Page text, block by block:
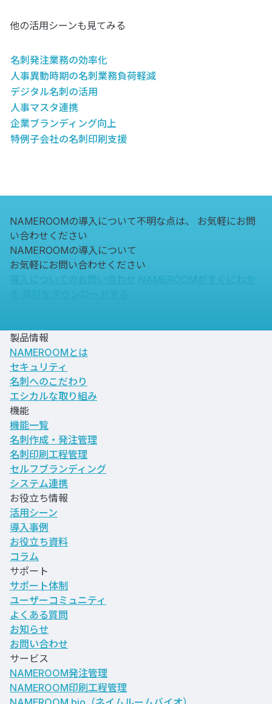
他の活用シーンも見てみる
名刺発注業務の効率化
人事異動時期の名刺業務負荷軽減
デジタル名刺の活用
人事マスタ連携
企業ブランディング向上
特例子会社の名刺印刷支援
NAMEROOMの導入について不明な点は、
お気軽にお問
い合わせください
NAMEROOMの導入について
お気軽にお問い合わせください
製品情報
NAMEROOMとは
セキュリティ
名刺へのこだわり
エシカルな取り組み
機能
機能一覧
名刺作成・発注管理
名刺印刷工程管理
セルフブランディング
システム連携
お役立ち情報
活用シーン
導入事例
お役立ち資料
コラム
サポート
サポート体制
ユーザーコミュニティ
よくある質問
お知らせ
お問い合わせ
サービス
NAMEROOM発注管理
NAMEROOM印刷工程管理